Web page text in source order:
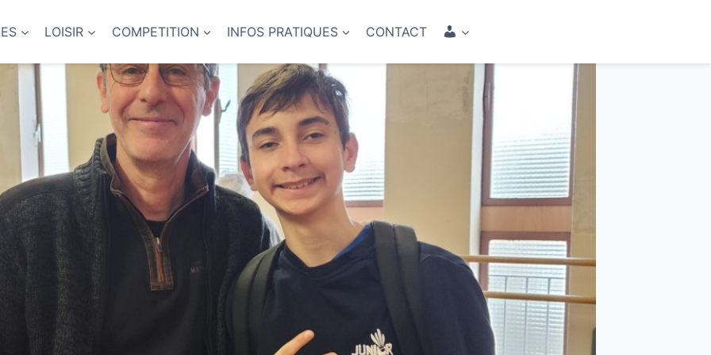
LOISIR COMPETITION INFOS PRATIQUES CONTACT COMPTE